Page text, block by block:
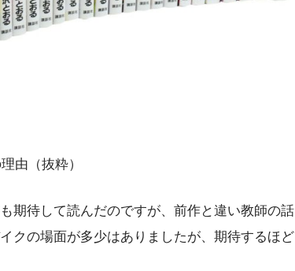
由（抜粋）
期待して読んだのですが、前作と違い教師の話
クの場面が多少はありましたが、期待するほど